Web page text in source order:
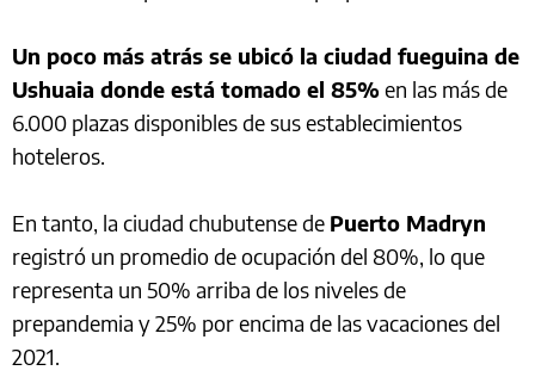
Un poco más atrás se ubicó la ciudad fueguina de
Ushuaia donde está tomado el 85% en las más de
6.000 plazas disponibles de sus establecimientos
hoteleros.
En tanto, la ciudad chubutense de Puerto Madryn
registró un promedio de ocupación del 80%, lo que
representa un 50% arriba de los niveles de
prepandemia y 25% por encima de las vacaciones del
2021.